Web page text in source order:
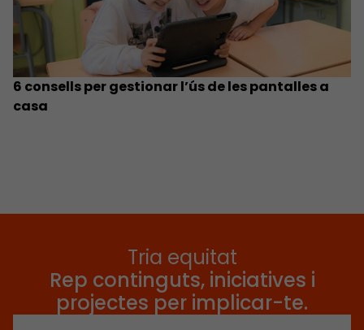
6 consells per gestionar l’ús de les pantalles a
casa
Tria equitat
Rep continguts, iniciatives i
projectes per implicar-te.